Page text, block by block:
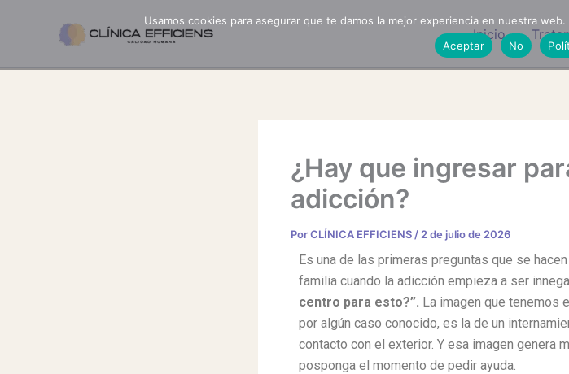
Inicio
¿Hay que ingresar
adicción?
PorCLÍNICA EFFICIENS / 2 de julio de 2026
Es una de las primeras preguntas que se
familia cuando la adicción empieza a ser
centro para esto?”. La imagen que tenemos
por algún caso conocido, es la de un
contacto con el exterior. Y esa imagen genera
posponga el momento de pedir ayuda.
Usamos cookies para asegurar que te damos la mejor experiencia en nuestra
Aceptar
No